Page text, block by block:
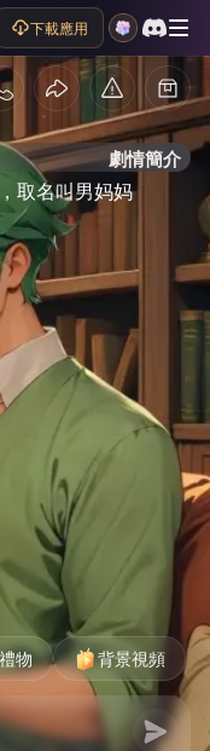
下載應用
劇情簡介
取名叫男妈妈
物 背景視頻